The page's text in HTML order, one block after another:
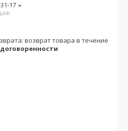
17
возврат товара в течение